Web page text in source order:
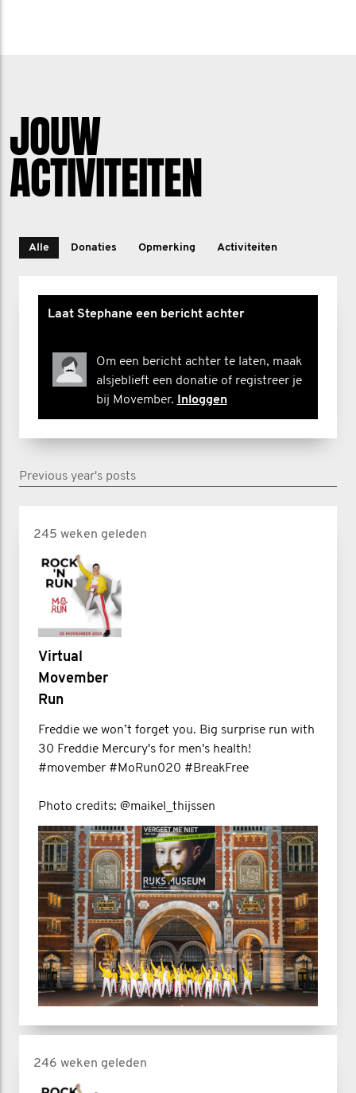
JOUW
ACTIVITEITEN
Alle Donaties Opmerking Activiteiten
Laat Stephane een bericht achter
Om een bericht achter te laten, maak
alsjeblieft een donatie of registreer je
bij Movember.
Inloggen
Previous year's posts
245 weken geleden
Virtual
Movember
Run
Freddie we won’t forget you. Big surprise run with
30 Freddie Mercury's for men's health!
#movember #MoRun020 #BreakFree
Photo credits: @maikel_thijssen
246 weken geleden